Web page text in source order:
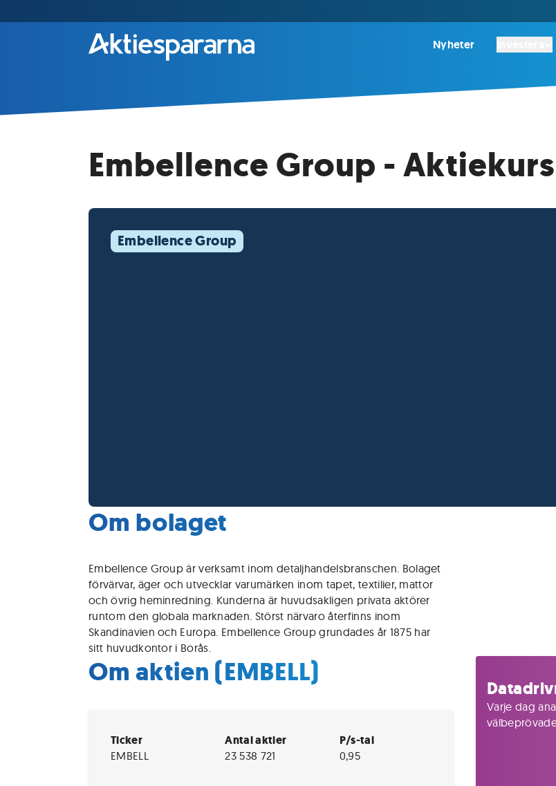
Nyheter
Embellence Group -
Embellence Group
Om bolaget
Embellence Group är verksamt inom detaljhandelsbranschen. Bolaget
förvärvar, äger och utvecklar varumärken inom tapet, textilier, mattor
och övrig heminredning. Kunderna är huvudsakligen privata aktörer
runtom den globala marknaden. Störst närvaro återfinns inom
Skandinavien och Europa. Embellence Group grundades år 1875 har
sitt huvudkontor i Borås.
Om aktien (EMBELL)
Ticker
EMBELL
Antal aktier
23 538 721
P/s-tal
0,95
Varje dag